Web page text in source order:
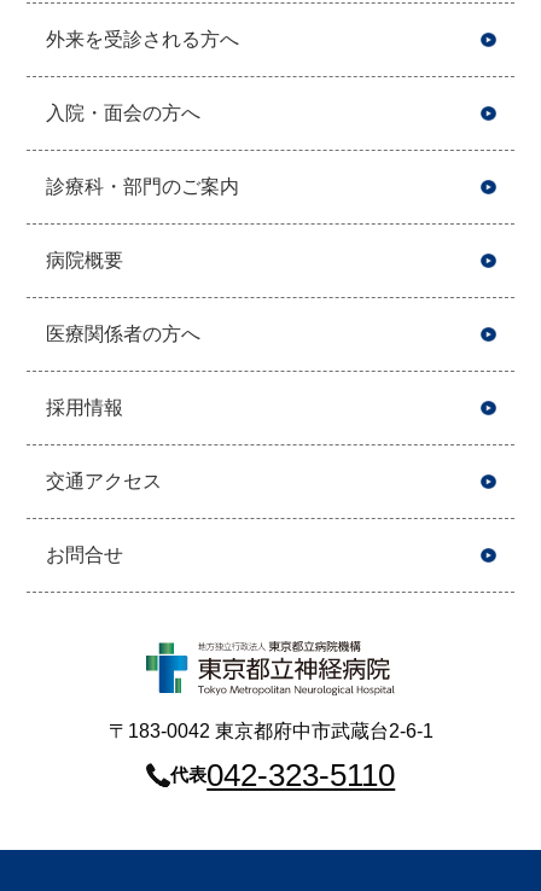
外来を受診される方へ
入院・面会の方へ
診療科・部門のご案内
病院概要
医療関係者の方へ
採用情報
交通アクセス
お問合せ
〒183-0042 東京都府中市武蔵台2-6-1
代表042-323-5110